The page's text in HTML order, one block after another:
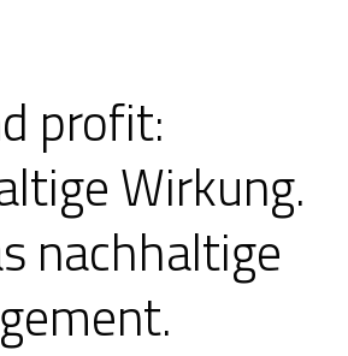
profit:
Wirkung.
nachhaltige